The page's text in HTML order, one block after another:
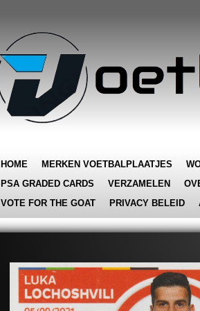
HOME MERKEN VOETBALPLAATJES
PSA GRADED CARDS
VERZAMELEN
VOTE FOR THE GOAT
PRIVACY BELEID